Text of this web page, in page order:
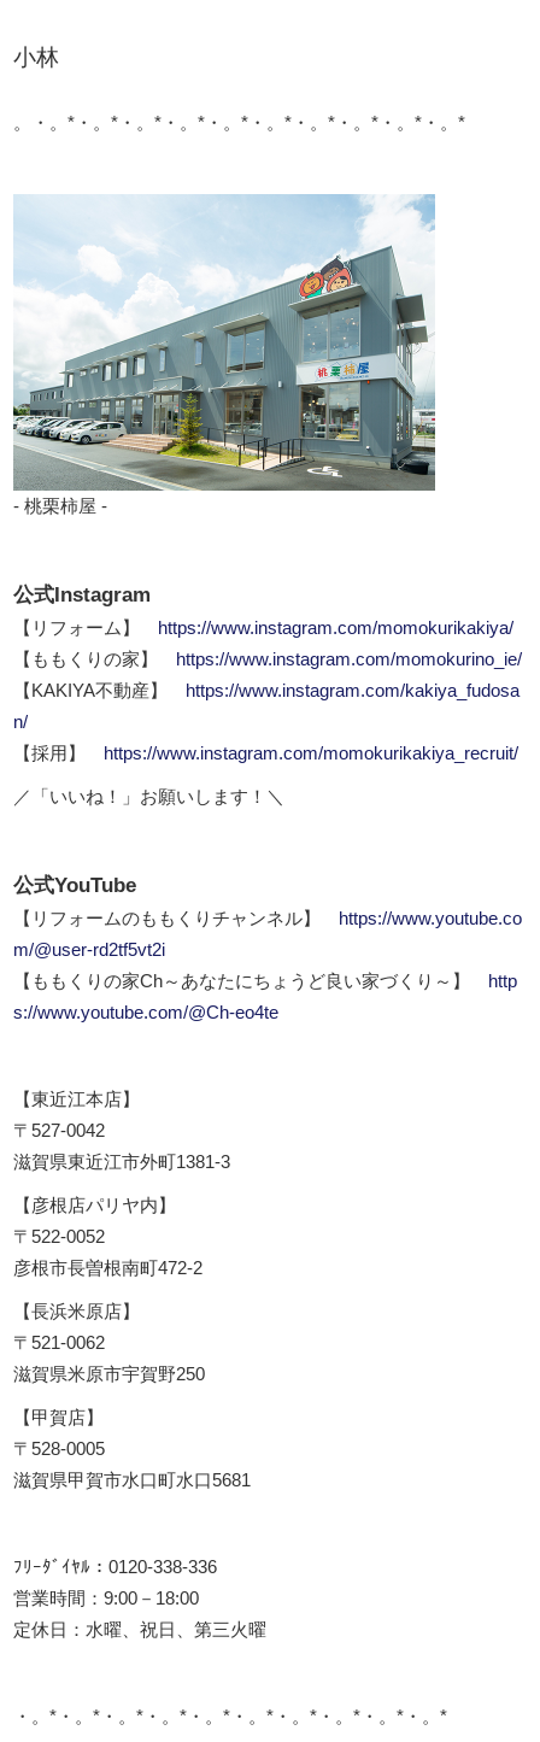
小林
。・。*・。*・。*・。*・。*・。*・。*・。*・。*・。*
- 桃栗柿屋 -
公式Instagram
【リフォーム】
https://www.instagram.com/momokurikakiya/
【ももくりの家】
https://www.instagram.com/momokurino_ie/
【KAKIYA不動産】
https://www.instagram.com/kakiya_fudosa
n/
【採用】
https://www.instagram.com/momokurikakiya_recruit/
／「いいね！」お願いします！＼
公式YouTube
【リフォームのももくりチャンネル】
https://www.youtube.co
m/@user-rd2tf5vt2i
【ももくりの家Ch～あなたにちょうど良い家づくり～】
http
s://www.youtube.com/@Ch-eo4te
【東近江本店】
〒527-0042
滋賀県東近江市外町1381-3
【彦根店パリヤ内】
〒522-0052
彦根市長曽根南町472-2
【長浜米原店】
〒521-0062
滋賀県米原市宇賀野250
【甲賀店】
〒528-0005
滋賀県甲賀市水口町水口5681
ﾌﾘｰﾀﾞｲﾔﾙ：0120-338-336
営業時間：9:00－18:00
定休日：水曜、祝日、第三火曜
・。*・。*・。*・。*・。*・。*・。*・。*・。*・。*